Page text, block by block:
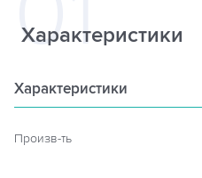
Характеристики
Характеристики
Произв-ть